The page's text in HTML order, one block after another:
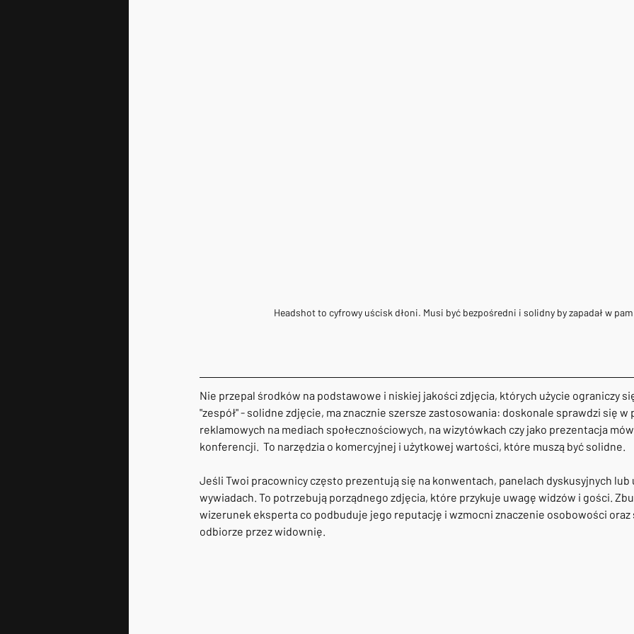
Headshot to cyfrowy uścisk dłoni. Musi być bezpośredni i solidny by zapadał w
Nie przepal środków na podstawowe i niskiej jakości zdjęcia, których użycie ograniczy
"zespół" - solidne zdjęcie, ma znacznie szersze zastosowania: doskonale sprawdzi się
reklamowych na mediach społecznościowych, na wizytówkach czy jako prezentacja
konferencji.  To narzędzia o komercyjnej i użytkowej wartości, które muszą być solidne.
Jeśli Twoi pracownicy często prezentują się na konwentach, panelach dyskusyjnych lub
wywiadach. To potrzebują porządnego zdjęcia, które przykuje uwagę widzów i gości.
wizerunek eksperta co podbuduje jego reputację i wzmocni znaczenie osobowości
odbiorze przez widownię.